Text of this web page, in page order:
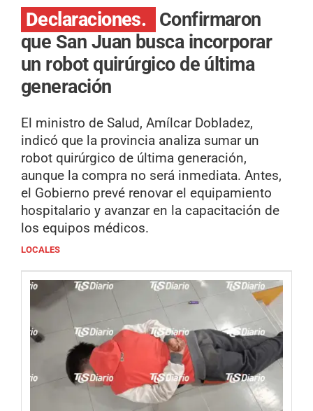
Declaraciones.
Confirmaron
que San Juan busca incorporar
un robot quirúrgico de última
generación
El ministro de Salud, Amílcar Dobladez,
indicó que la provincia analiza sumar un
robot quirúrgico de última generación,
aunque la compra no será inmediata. Antes,
el Gobierno prevé renovar el equipamiento
hospitalario y avanzar en la capacitación de
los equipos médicos.
LOCALES